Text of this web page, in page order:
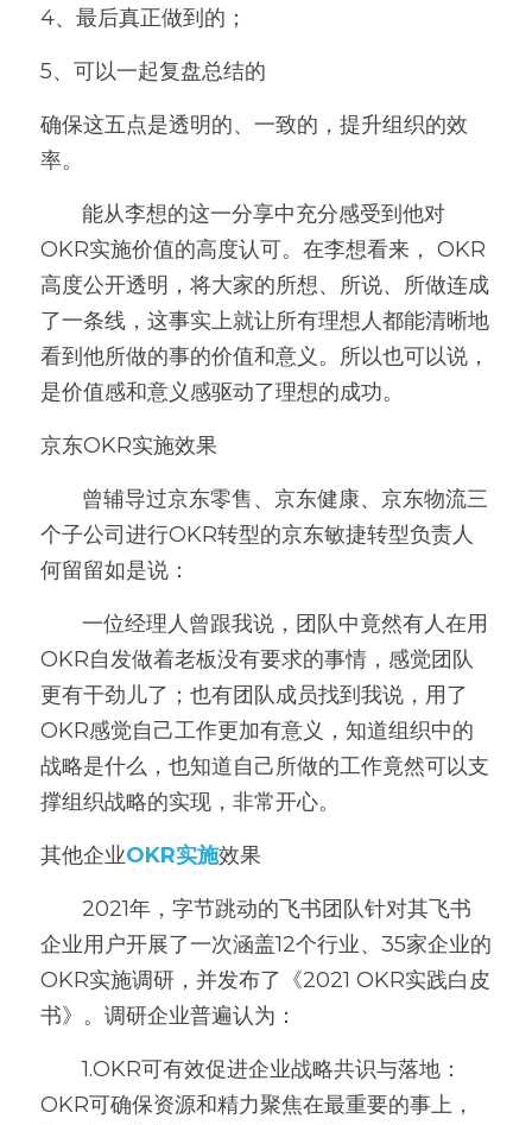
4、最后真正做到的；
5、可以一起复盘总结的
确保这五点是透明的、一致的，提升组织的效
率。
OKR实施价值的高度认可。在李想看来， OKR
高度公开透明，将大家的所想、所说、所做连成
了一条线，这事实上就让所有理想人都能清晰地
看到他所做的事的价值和意义。所以也可以说，
是价值感和意义感驱动了理想的成功。
京东OKR实施效果
个子公司进行OKR转型的京东敏捷转型负责人
何留留如是说：
OKR自发做着老板没有要求的事情，感觉团队
更有干劲儿了；也有团队成员找到我说，用了
OKR感觉自己工作更加有意义，知道组织中的
战略是什么，也知道自己所做的工作竟然可以支
撑组织战略的实现，非常开心。
其他企业OKR实施效果
企业用户开展了一次涵盖12个行业、35家企业的
OKR实施调研，并发布了《2021 OKR实践白皮
书》。调研企业普遍认为：
       1.OKR可有效促进企业战略共识与落地：
OKR可确保资源和精力聚焦在最重要的事上，